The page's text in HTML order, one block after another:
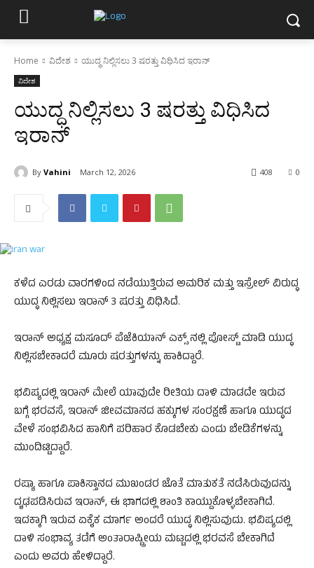
Home ವಿದೇಶ ಯುದ್ಧ ನಿಲ್ಲಿಸಲು 3 ಷರತ್ತು ವಿಧಿಸಿದ ಇರಾನ್‌
ವಿದೇಶ
ಯುದ್ಧ ನಿಲ್ಲಿಸಲು 3 ಷರತ್ತು ವಿಧಿಸಿದ
ಇರಾನ್‌
By Vahini March 12, 2026 0
408
ಕಳೆದ ಎರಡು ವಾರಗಳಿಂದ ನಡೆಯುತ್ತಿರುವ ಅಮರಿಕ ಮತ್ತು ಇಸ್ರೇಲ್‌ ವಿರುದ್ಧ
ಯುದ್ಧ ನಿಲ್ಲಿಸಲು ಇರಾನ್‌ 3 ಷರತ್ತು ವಿಧಿಸಿದೆ.
ಇರಾನ್‌ ಅಧ್ಯಕ್ಷ ಮಸೂದ್‌ ಪೆಜೆಕಿಯಾನ್‌ ಎಕ್ಸ್‌ ನಲ್ಲಿ ಪೋಸ್ಟ್‌ ಮಾಡಿ ಯುದ್ಧ
ನಿಲ್ಲಿಸಬೇಕಾದರೆ ಮೂರು ಷರತ್ತುಗಳನ್ನು ಹಾಕಿದ್ದಾರೆ.
ಭವಿಷ್ಯದಲ್ಲಿ ಇರಾನ್‌ ಮೇಲೆ ಯಾವುದೇ ರೀತಿಯ ದಾಳಿ ಮಾಡದೇ ಇರುವ
ಬಗ್ಗೆ ಭರವಸೆ, ಇರಾನ್‌ ಜೀವಮಾನದ ಹಕ್ಕುಗಳ ಸಂರಕ್ಷಣೆ ಹಾಗೂ ಯುದ್ಧದ
ವೇಳೆ ಸಂಭವಿಸಿದ ಹಾನಿಗೆ ಪರಿಹಾರ ಕೊಡಬೇಕು ಎಂದು ಬೇಡಿಕೆಗಳನ್ನು
ಮುಂದಿಟ್ಟಿದ್ದಾರೆ.
ರಷ್ಯಾ ಹಾಗೂ ಪಾಕಿಸ್ತಾನದ ಮುಖಂಡರ ಜೊತೆ ಮಾತುಕತೆ ನಡೆಸಿರುವುದನ್ನು
ದೃಢಪಡಿಸಿರುವ ಇರಾನ್‌, ಈ ಭಾಗದಲ್ಲಿ ಶಾಂತಿ ಕಾಯ್ದುಕೊಳ್ಳಬೇಕಾಗಿದೆ.
ಇದಕ್ಕಾಗಿ ಇರುವ ಏಕೈಕ ಮಾರ್ಗ ಅಂದರೆ ಯುದ್ಧ ನಿಲ್ಲಿಸುವುದು. ಭವಿಷ್ಯದಲ್ಲಿ
ದಾಳಿ ಸಂಭಾವ್ಯ ತಡೆಗೆ ಅಂತಾರಾಷ್ಟ್ರೀಯ ಮಟ್ಟದಲ್ಲಿ ಭರವಸೆ ಬೇಕಾಗಿದೆ
ಎಂದು ಅವರು ಹೇಳಿದ್ದಾರೆ.